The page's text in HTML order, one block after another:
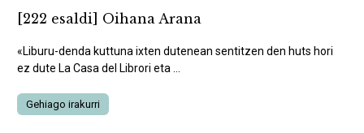
[222 esaldi] Oihana Arana
«Liburu-denda kuttuna ixten dutenean sentitzen den huts hori
ez dute La Casa del Librori eta ...
Gehiago irakurri